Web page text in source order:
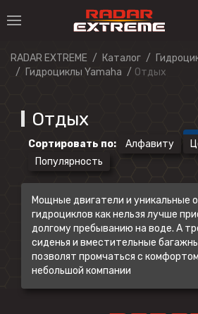
RADAR EXTREME Каталог
Гидроциклы Yamaha
Отдых
Отдых
Сортировать по: Алфавиту
Популярность
Мощные двигатели и уникальные
гидроциклов как нельзя лучше
долгому пребыванию на воде. А
сиденья и вместительные
позволят промчаться с
небольшой компании